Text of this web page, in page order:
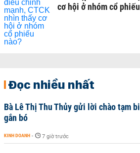
cơ hội ở nhóm cổ
Đọc nhiều nhất
Bà Lê Thị Thu Thủy gửi lời chào tạm
gắn bó
KINH DOANH - 7 giờ trước